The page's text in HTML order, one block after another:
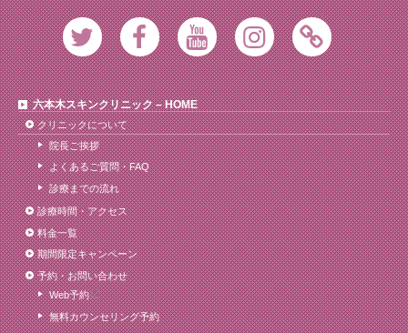
Twitter FacebookYoutube InstagramAmeblo
六本木スキンクリニック – HOME
クリニックについて
院長ご挨拶
よくあるご質問・FAQ
診療までの流れ
診療時間・アクセス
料金一覧
期間限定キャンペーン
予約・お問い合わせ
Web予約
無料カウンセリング予約